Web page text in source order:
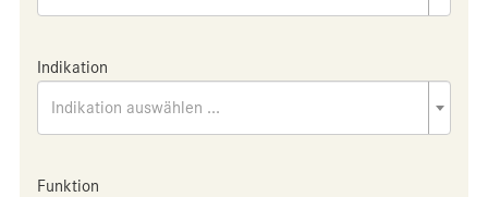
Indikation
Indikation auswählen ...
Funktion